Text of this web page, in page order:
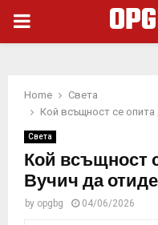
PRIMARY
Home
Света
Кой всъщност се опита
Света
Кой всъщност
Вучич да
by opgbg 04/06/2026